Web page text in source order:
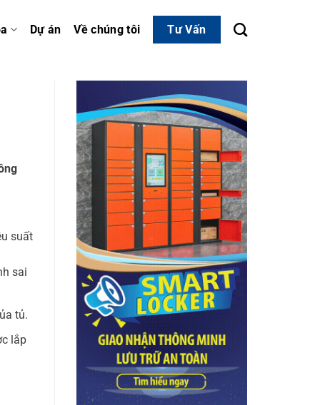
Dự án Về chúng tôi Tư Vấn
suất
sai
tủ.
lắp